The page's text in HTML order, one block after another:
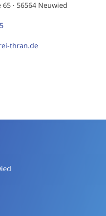
· 56564 Neuwied
thran.de